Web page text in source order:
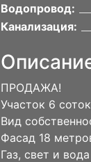
Водопровод:
Канализация:
ПРОДАЖА!
Участок 6
Вид
Фасад 18
Газ, свет и